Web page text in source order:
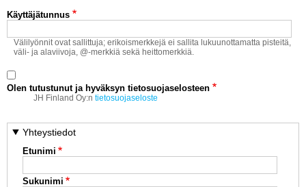
LUE DIGILEHDET
ASIAKASPALVELU JA
MEDIATIEDOT
YHTEYSTIEDOT
Käyttäjätunnus
Välilyönnit ovat sallittuja; erikoismerkkejä ei sallita lukuunottamatta pisteitä,
väli- ja alaviivoja, @-merkkiä sekä heittomerkkiä.
Olen tutustunut ja hyväksyn tietosuojaselosteen
JH Finland Oy:ntietosuojaseloste
Yhteystiedot
Etunimi
Sukunimi